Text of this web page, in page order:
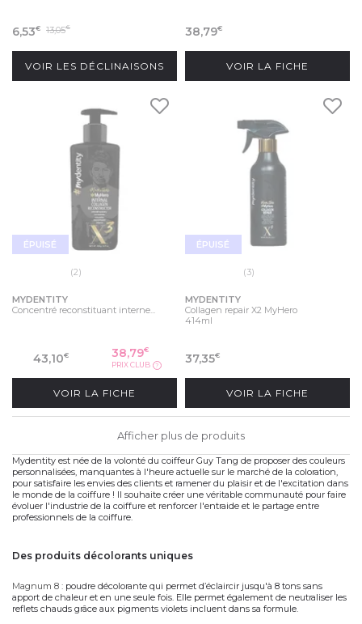
6,53€ 13,05€
VOIR LES DÉCLINAISONS
38,79€
VOIR LA FICHE
ÉPUISÉ
(2)
MYDENTITY
Concentré reconstituant interne...
43,10€ 38,79€
PRIX CLUB ?
VOIR LA FICHE
ÉPUISÉ
(3)
MYDENTITY
Collagen repair X2 MyHero
414ml
37,35€
VOIR LA FICHE
Afficher plus de produits
Mydentity est née de la volonté du coiffeur Guy Tang de proposer des couleurs
personnalisées, manquantes à l'heure actuelle sur le marché de la coloration,
pour satisfaire les envies des clients et ramener du plaisir et de l'excitation dans
le monde de la coiffure ! Il souhaite créer une véritable communauté pour faire
évoluer l'industrie de la coiffure et renforcer l'entraide et le partage entre
professionnels de la coiffure.
des produits décolorants uniques
Magnum 8 : poudre décolorante qui permet d’éclaircir jusqu'à 8 tons sans
apport de chaleur et en une seule fois. Elle permet également de neutraliser les
reflets chauds grâce aux pigments violets incluent dans sa formule.